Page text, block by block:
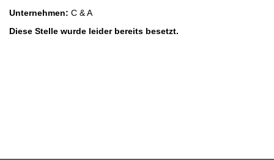
Unternehmen: C & A
Diese Stelle wurde leider bereits besetzt.